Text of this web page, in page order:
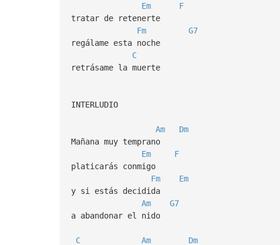
Em
F
tratar de retenerte
Fm
G7
regálame esta noche
C
retrásame la muerte
INTERLUDIO
Am
Dm
Mañana muy temprano
Em
F
platicarás conmigo
Fm
Em
y si estás decidida
Am
G7
a abandonar el nido
C Am Dm